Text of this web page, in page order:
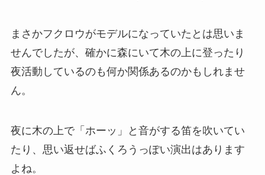
まさかフクロウがモデルになっていたとは思いま
せんでしたが、確かに森にいて木の上に登ったり
夜活動しているのも何か関係あるのかもしれませ
ん。
夜に木の上で「ホーッ」と音がする笛を吹いてい
たり、思い返せばふくろうっぽい演出はあります
よね。